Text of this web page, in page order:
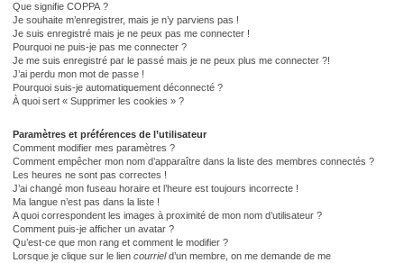
Que signifie COPPA ?
Je souhaite m’enregistrer, mais je n’y parviens pas !
Je suis enregistré mais je ne peux pas me connecter !
Pourquoi ne puis-je pas me connecter ?
Je me suis enregistré par le passé mais je ne peux plus me connecter ?!
J’ai perdu mon mot de passe !
Pourquoi suis-je automatiquement déconnecté ?
À quoi sert « Supprimer les cookies » ?
Paramètres et préférences de l’utilisateur
Comment modifier mes paramètres ?
Comment empêcher mon nom d’apparaître dans la liste des membres connectés ?
Les heures ne sont pas correctes !
J’ai changé mon fuseau horaire et l’heure est toujours incorrecte !
Ma langue n’est pas dans la liste !
A quoi correspondent les images à proximité de mon nom d’utilisateur ?
Comment puis-je afficher un avatar ?
Qu’est-ce que mon rang et comment le modifier ?
Lorsque je clique sur le lien courrield’un membre, on me demande de me